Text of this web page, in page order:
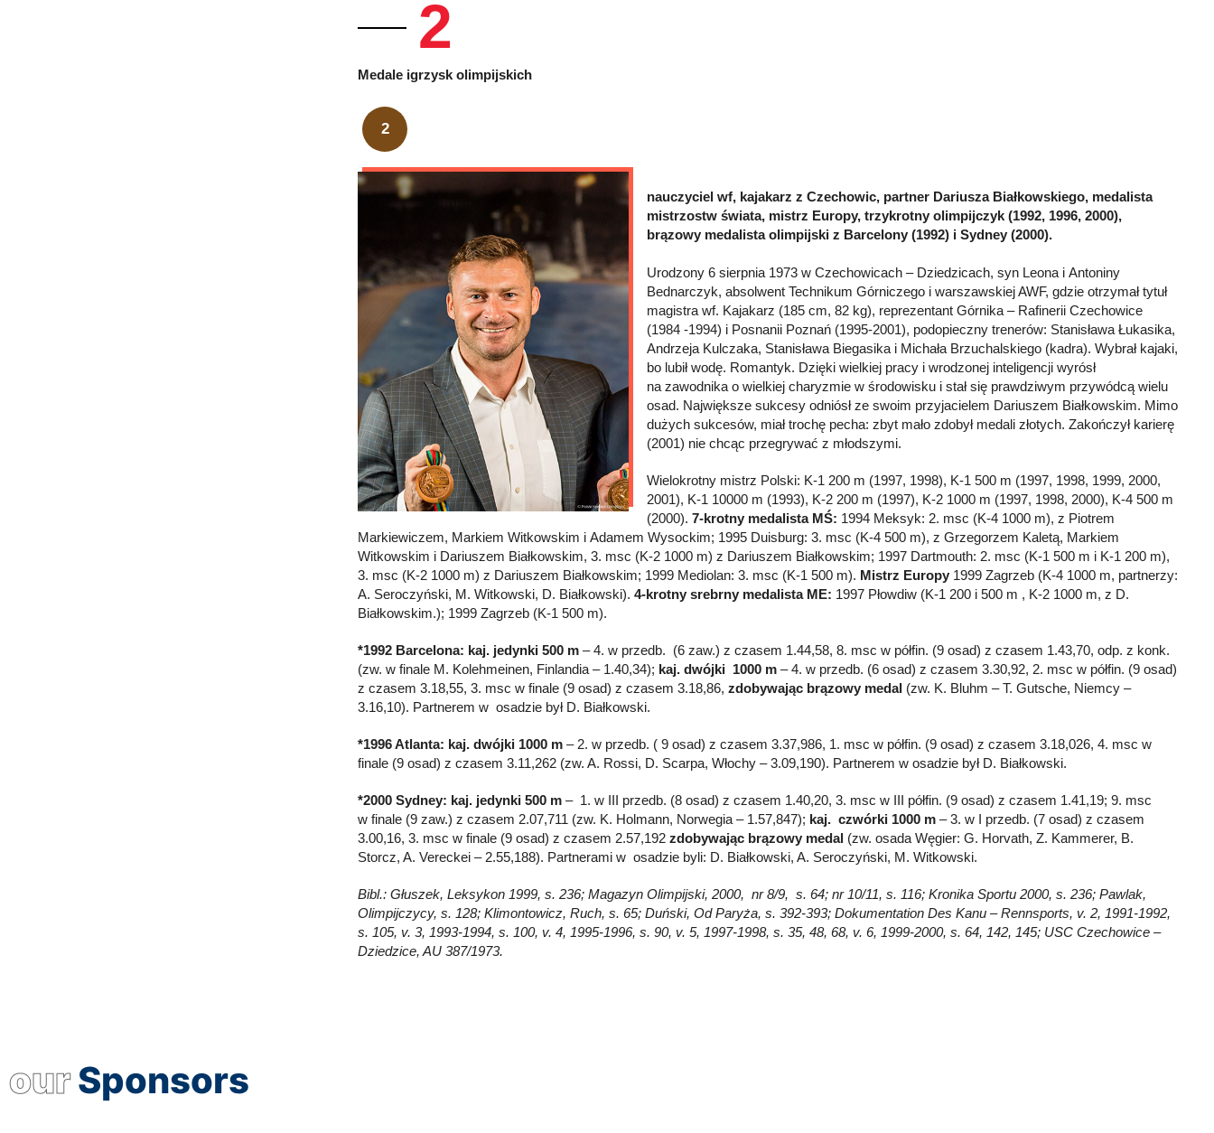
2
Medale igrzysk olimpijskich
2
nauczyciel wf, kajakarz z Czechowic, partner Dariusza Białkowskiego, medalista
mistrzostw świata, mistrz Europy, trzykrotny olimpijczyk (1992, 1996, 2000),
brązowy medalista olimpijski z Barcelony (1992) i Sydney (2000).
Urodzony 6 sierpnia 1973 w Czechowicach – Dziedzicach, syn Leona i Antoniny
Bednarczyk, absolwent Technikum Górniczego i warszawskiej AWF, gdzie otrzymał tytuł
magistra wf. Kajakarz (185 cm, 82 kg), reprezentant Górnika – Rafinerii Czechowice
(1984 -1994) i Posnanii Poznań (1995-2001), podopieczny trenerów: Stanisława Łukasika,
Andrzeja Kulczaka, Stanisława Biegasika i Michała Brzuchalskiego (kadra). Wybrał kajaki,
bo lubił wodę. Romantyk. Dzięki wielkiej pracy i wrodzonej inteligencji wyrósł
na zawodnika o wielkiej charyzmie w środowisku i stał się prawdziwym przywódcą wielu
osad. Największe sukcesy odniósł ze swoim przyjacielem Dariuszem Białkowskim. Mimo
dużych sukcesów, miał trochę pecha: zbyt mało zdobył medali złotych. Zakończył karierę
(2001) nie chcąc przegrywać z młodszymi.
Wielokrotny mistrz Polski: K-1 200 m (1997, 1998), K-1 500 m (1997, 1998, 1999, 2000,
2001), K-1 10000 m (1993), K-2 200 m (1997), K-2 1000 m (1997, 1998, 2000), K-4 500 m
(2000). 7-krotny medalista MŚ: 1994 Meksyk: 2. msc (K-4 1000 m), z Piotrem
Markiewiczem, Markiem Witkowskim i Adamem Wysockim; 1995 Duisburg: 3. msc (K-4 500 m), z Grzegorzem Kaletą, Markiem
Witkowskim i Dariuszem Białkowskim, 3. msc (K-2 1000 m) z Dariuszem Białkowskim; 1997 Dartmouth: 2. msc (K-1 500 m i K-1 200 m),
3. msc (K-2 1000 m) z Dariuszem Białkowskim; 1999 Mediolan: 3. msc (K-1 500 m). Mistrz Europy 1999 Zagrzeb (K-4 1000 m, partnerzy:
A. Seroczyński, M. Witkowski, D. Białkowski). 4-krotny srebrny medalista ME: 1997 Płowdiw (K-1 200 i 500 m , K-2 1000 m, z D.
Białkowskim.); 1999 Zagrzeb (K-1 500 m).
*1992 Barcelona: kaj. jedynki 500 m – 4. w przedb. (6 zaw.) z czasem 1.44,58, 8. msc w półfin. (9 osad) z czasem 1.43,70, odp. z konk.
(zw. w finale M. Kolehmeinen, Finlandia – 1.40,34); kaj. dwójki 1000 m – 4. w przedb. (6 osad) z czasem 3.30,92, 2. msc w półfin. (9 osad)
z czasem 3.18,55, 3. msc w finale (9 osad) z czasem 3.18,86, zdobywając brązowy medal (zw. K. Bluhm – T. Gutsche, Niemcy –
3.16,10). Partnerem w osadzie był D. Białkowski.
*1996 Atlanta: kaj. dwójki 1000 m – 2. w przedb. ( 9 osad) z czasem 3.37,986, 1. msc w półfin. (9 osad) z czasem 3.18,026, 4. msc w
finale (9 osad) z czasem 3.11,262 (zw. A. Rossi, D. Scarpa, Włochy – 3.09,190). Partnerem w osadzie był D. Białkowski.
*2000 Sydney: kaj. jedynki 500 m – 1. w III przedb. (8 osad) z czasem 1.40,20, 3. msc w III półfin. (9 osad) z czasem 1.41,19; 9. msc
w finale (9 zaw.) z czasem 2.07,711 (zw. K. Holmann, Norwegia – 1.57,847); kaj. czwórki 1000 m – 3. w I przedb. (7 osad) z czasem
3.00,16, 3. msc w finale (9 osad) z czasem 2.57,192 zdobywając brązowy medal (zw. osada Węgier: G. Horvath, Z. Kammerer, B.
Storcz, A. Vereckei – 2.55,188). Partnerami w osadzie byli: D. Białkowski, A. Seroczyński, M. Witkowski.
Bibl.: Głuszek, Leksykon 1999, s. 236; Magazyn Olimpijski, 2000, nr 8/9, s. 64; nr 10/11, s. 116; Kronika Sportu 2000, s. 236; Pawlak,
Olimpijczycy, s. 128; Klimontowicz, Ruch, s. 65; Duński, Od Paryża, s. 392-393; Dokumentation Des Kanu – Rennsports, v. 2, 1991-1992,
s. 105, v. 3, 1993-1994, s. 100, v. 4, 1995-1996, s. 90, v. 5, 1997-1998, s. 35, 48, 68, v. 6, 1999-2000, s. 64, 142, 145; USC Czechowice –
Dziedzice, AU 387/1973.
ourSponsors